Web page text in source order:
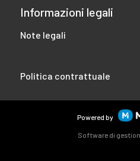
Informazioni legali
Note legali
Politica contrattuale
Powered by
Software di